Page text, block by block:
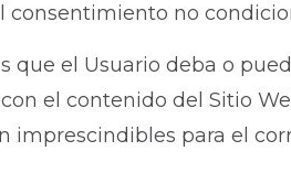
consentimiento no
que el Usuario deba o
el contenido del Sitio
imprescindibles para el